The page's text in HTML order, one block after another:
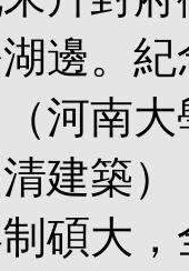
邊。
河南
建築
制碩大